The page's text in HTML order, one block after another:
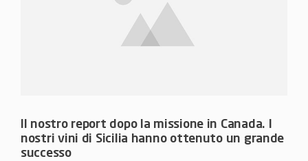
Il nostro report dopo la missione in Canada. I
nostri vini di Sicilia hanno ottenuto un grande
successo